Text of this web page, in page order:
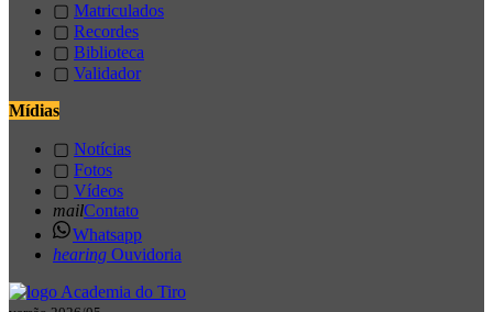
▢ Matriculados
▢ Recordes
▢ Biblioteca
▢ Validador
Mídias
▢ Notícias
▢ Fotos
▢ Vídeos
mailContato
Whatsapp
hearing Ouvidoria